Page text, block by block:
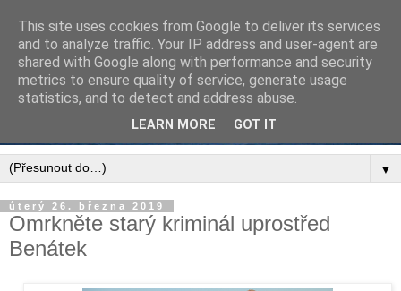
▼
úterý 26. března 2019
Omrkněte starý kriminál uprostřed
Benátek
This site uses cookies from Google to deliver its services
and to analyze traffic. Your IP address and user-agent are
shared with Google along with performance and security
metrics to ensure quality of service, generate usage
statistics, and to detect and address abuse.
LEARN MORE GOT IT